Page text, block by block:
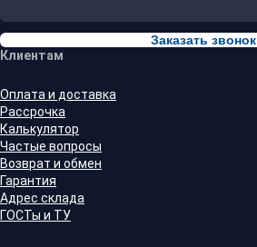
Заказать звонок
Клиентам
Оплата и доставка
Рассрочка
Калькулятор
Частые вопросы
Возврат и обмен
Гарантия
Адрес склада
ГОСТы и ТУ